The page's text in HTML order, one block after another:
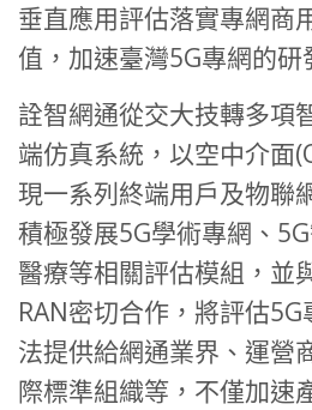
垂直應用評估落實專網商
值，加速臺灣5G專網的研
詮智網通從交大技轉多項
端仿真系統，以空中介面
現一系列終端用戶及物聯
積極發展5G學術專網、
醫療等相關評估模組，並
RAN密切合作，將評估
法提供給網通業界、運營
際標準組織等，不僅加速